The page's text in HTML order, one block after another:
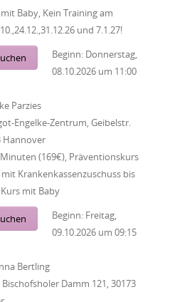
Baby, Kein Training am
und 7.1.27!
Beginn: Donnerstag,
08.10.2026 um 11:00
Parzies
Engelke-Zentrum, Geibelstr.
Hannover
(169€), Präventionskurs
mit Krankenkassenzuschuss bis
mit Baby
Beginn: Freitag,
09.10.2026 um 09:15
Bertling
Bischofsholer Damm 121, 30173